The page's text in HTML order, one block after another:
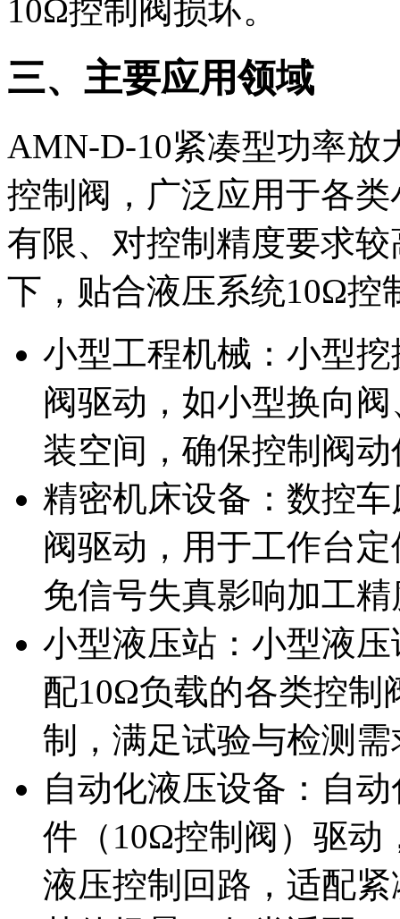
10Ω控制阀损坏。
三、主要应用领域
AMN-D-10紧凑型功率放
控制阀，广泛应用于各
有限、对控制精度要求
下，贴合液压系统10Ω控
小型工程机械：小型
阀驱动，如小型换向
装空间，确保控制阀
精密机床设备：数控
阀驱动，用于工作台
免信号失真影响加工精
小型液压站：小型液
配10Ω负载的各类控制
制，满足试验与检测需
自动化液压设备：自
件（10Ω控制阀）驱动
液压控制回路，适配